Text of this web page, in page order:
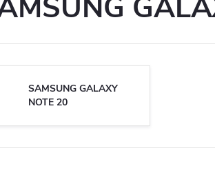
SAMSUNG GALAXY
NOTE 20